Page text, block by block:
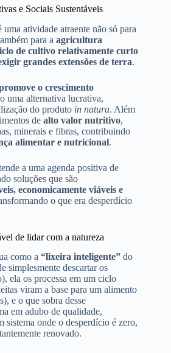
e Sociais Sustentáveis
atividade atraente não só para
para a agricultura
de cultivo relativamente curto
grandes extensões de terra.
o crescimento
uma alternativa lucrativa,
do produto in natura. Além
de alto valor nutritivo,
minerais e fibras, contribuindo
alimentar e nutricional.
a uma agenda positiva de
soluções que são
economicamente viáveis e
o que era desperdício
de lidar com a natureza
como a “lixeira inteligente” do
simplesmente descartar os
ela os processa em um ciclo
viram a base para um alimento
e o que sobra desse
em adubo de qualidade,
sistema onde o desperdício é zero,
renovado.